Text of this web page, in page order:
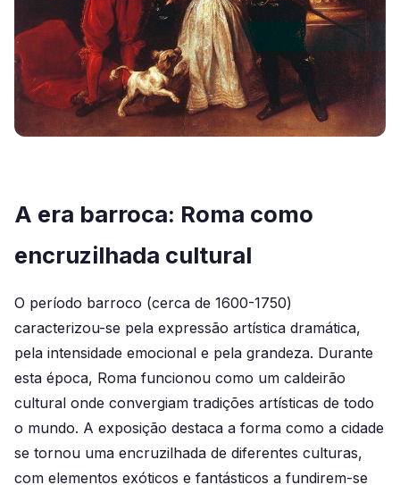
A era barroca: Roma como
encruzilhada cultural
O período barroco (cerca de 1600-1750)
caracterizou-se pela expressão artística dramática,
pela intensidade emocional e pela grandeza. Durante
esta época, Roma funcionou como um caldeirão
cultural onde convergiam tradições artísticas de todo
o mundo. A exposição destaca a forma como a cidade
se tornou uma encruzilhada de diferentes culturas,
com elementos exóticos e fantásticos a fundirem-se